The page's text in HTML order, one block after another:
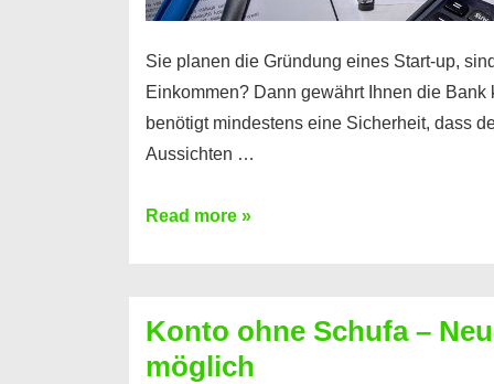
Sie planen die Gründung eines Start-up,
Einkommen? Dann gewährt Ihnen die
benötigt mindestens eine Sicherheit, dass
Aussichten …
Mit
Sie
einen
Read more »
Konto ohne Schufa –
möglich